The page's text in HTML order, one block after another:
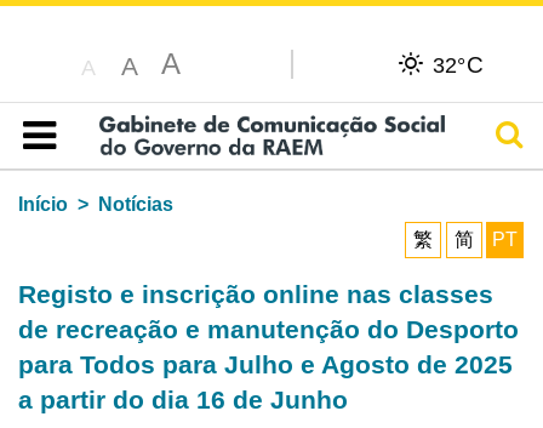
A A A 32°C
Índice
Início
Notícias
繁
简 PT
Registo e inscrição online nas classes
de recreação e manutenção do Desporto
para Todos para Julho e Agosto de 2025
a partir do dia 16 de Junho